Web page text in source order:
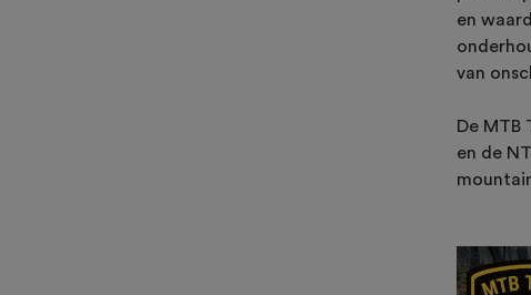
en
van
De MTB
en de